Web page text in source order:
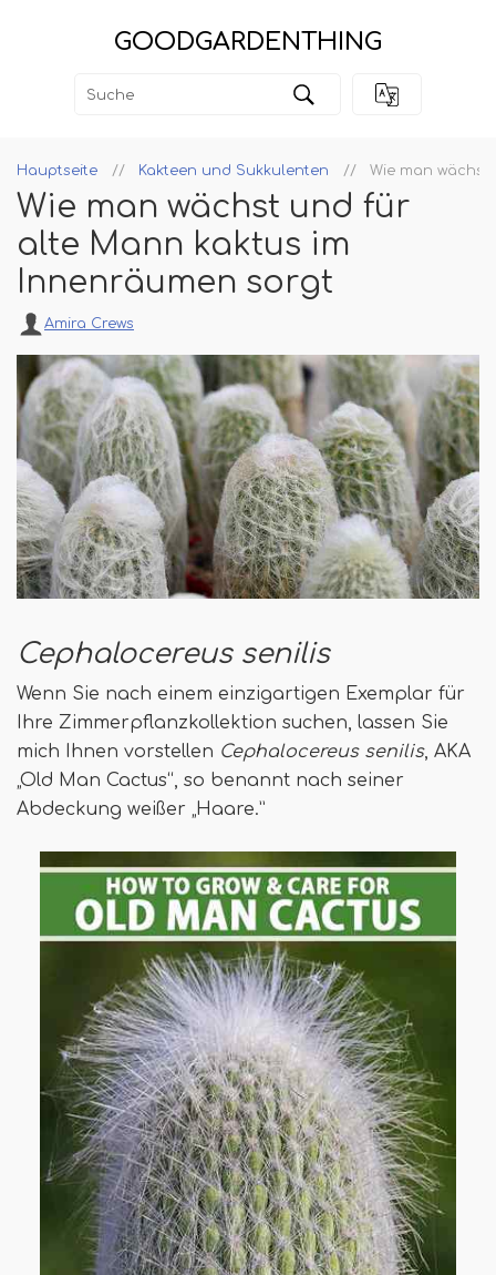
GOODGARDENTHING
Hauptseite Kakteen und Sukkulenten Wie man
Wie man wächst und für
alte Mann kaktus im
Innenräumen sorgt
Amira Crews
Cephalocereus senilis
Wenn Sie nach einem einzigartigen Exemplar für
Ihre Zimmerpflanzkollektion suchen, lassen Sie
mich Ihnen vorstellen Cephalocereus senilis, AKA
„Old Man Cactus“, so benannt nach seiner
Abdeckung weißer „Haare.”